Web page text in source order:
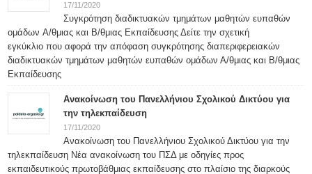
17/11/2020
Συγκρότηση διαδικτυακών τμημάτων μαθητών ευπαθών
ομάδων Α/θμιας και Β/θμιας Εκπαίδευσης Δείτε την σχετική
εγκύκλιο που αφορά την απόφαση συγκρότησης διαπεριφερειακών
διαδικτυακών τμημάτων μαθητών ευπαθών ομάδων Α/θμιας και Β/θμιας
Εκπαίδευσης
Ανακοίνωση του Πανελλήνιου Σχολικού Δικτύου για
την τηλεκπαίδευση
17/11/2020
Ανακοίνωση του Πανελλήνιου Σχολικού Δικτύου για την
τηλεκπαίδευση Νέα ανακοίνωση του ΠΣΔ με οδηγίες προς
εκπαιδευτικούς πρωτοβάθμιας εκπαίδευσης στο πλαίσιο της διαρκούς